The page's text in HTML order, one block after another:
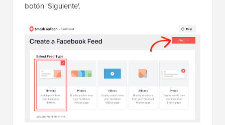
botón 'Siguiente'.